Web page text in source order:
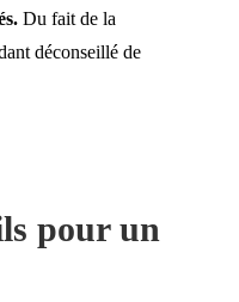
Du fait de la
déconseillé de
pour un